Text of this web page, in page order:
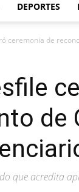
DEPORTES
ceremonia de
de
que acredita